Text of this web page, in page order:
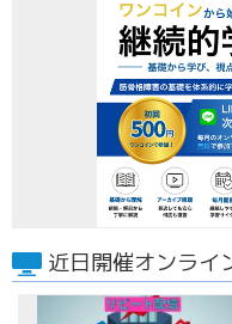
近日開催オンライ